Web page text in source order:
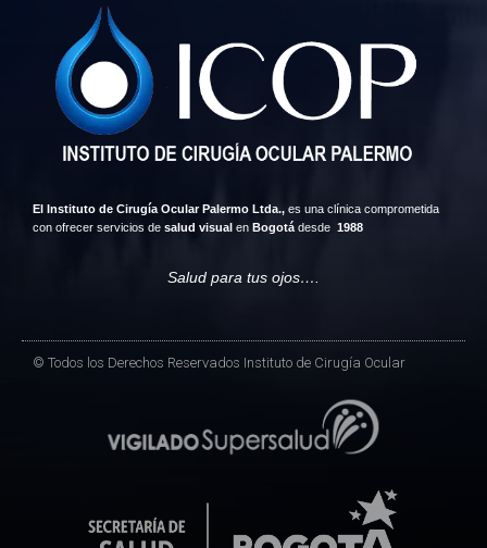
El Instituto de Cirugía Ocular Palermo Ltda., es una clínica comprometida
con ofrecer servicios de salud visual en Bogotá desde 1988
Salud para tus ojos….
© Todos los Derechos Reservados Instituto de Cirugía Ocular